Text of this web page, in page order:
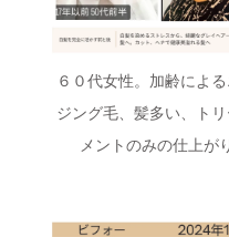
６０代女性。加齢によ
ジング毛、髪多い、トリ
メントのみの仕上が